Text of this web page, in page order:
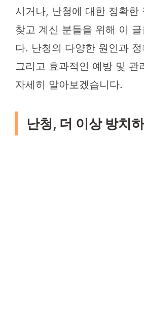
시거나, 난청에 대한 정확한
찾고 계신 분들을 위해 이
다. 난청의 다양한 원인과
그리고 효과적인 예방 및 관
자세히 알아보겠습니다.
난청, 더 이상 방치